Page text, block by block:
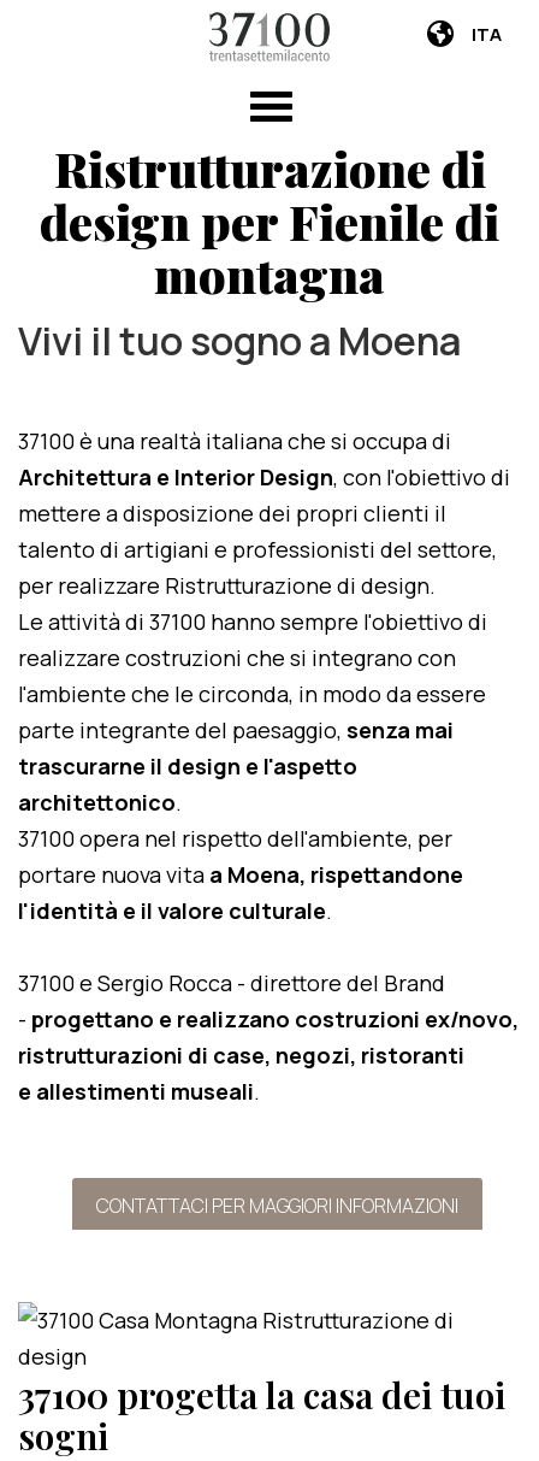
ITA
Ristrutturazione di
design per Fienile di
montagna
Vivi il tuo sogno a Moena
37100 è una realtà italiana che si occupa di
Architettura e Interior Design, con l'obiettivo di
mettere a disposizione dei propri clienti il
talento di artigiani e professionisti del settore,
per realizzare Ristrutturazione di design.
Le attività di 37100 hanno sempre l'obiettivo di
realizzare costruzioni che si integrano con
l'ambiente che le circonda, in modo da essere
parte integrante del paesaggio, senza mai
trascurarne il design e l'aspetto
architettonico.
37100 opera nel rispetto dell'ambiente, per
portare nuova vita a Moena, rispettandone
l'identità e il valore culturale.
37100 e Sergio Rocca - direttore del Brand
- progettano e realizzano costruzioni ex/novo,
ristrutturazioni di case, negozi, ristoranti
e allestimenti museali.
CONTATTACI PER MAGGIORI INFORMAZIONI
37100 progetta la casa dei tuoi
sogni